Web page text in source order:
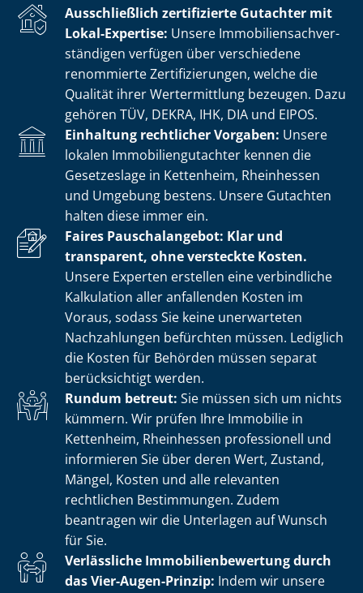
Ausschließlich zertifizierte Gutachter mit
Lokal-Expertise: Unsere Im­mo­bi­li­en­sach­ver­
stän­di­gen verfügen über verschiedene
renommierte Zer­ti­fi­zie­run­gen, welche die
Qualität ihrer Wertermittlung bezeugen. Dazu
gehören TÜV, DEKRA, IHK, DIA und EIPOS.
Einhaltung rechtlicher Vorgaben: Unsere
lokalen Im­mo­bi­li­en­gut­ach­ter kennen die
Gesetzeslage in Kettenheim, Rheinhessen
und Umgebung bestens. Unsere Gutachten
halten diese immer ein.
Faires Pauschalangebot: Klar und
transparent, ohne versteckte Kosten.
Unsere Experten erstellen eine verbindliche
Kalkulation aller anfallenden Kosten im
Voraus, sodass Sie keine unerwarteten
Nachzahlungen befürchten müssen. Lediglich
die Kosten für Behörden müssen separat
berücksichtigt werden.
Rundum betreut: Sie müssen sich um nichts
kümmern. Wir prüfen Ihre Immobilie in
Kettenheim, Rheinhessen professionell und
informieren Sie über deren Wert, Zustand,
Mängel, Kosten und alle relevanten
rechtlichen Bestimmungen. Zudem
beantragen wir die Unterlagen auf Wunsch
für Sie.
Verlässliche Im­mo­bi­li­en­be­wer­tung durch
das Vier-Augen-Prinzip: Indem wir unsere